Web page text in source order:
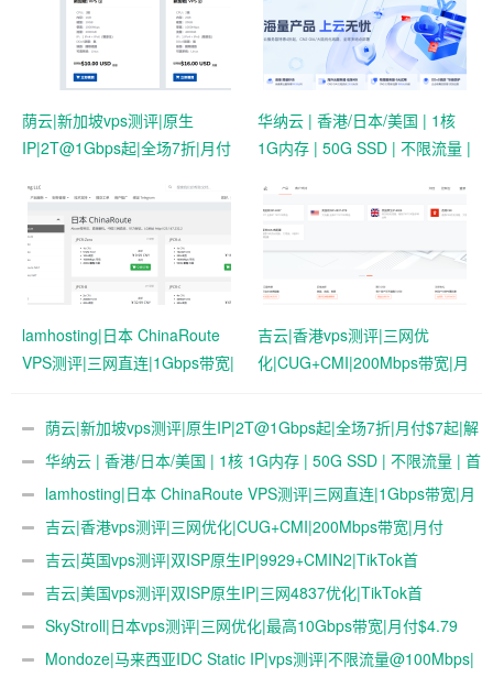
荫云|新加坡vps测评|原生
IP|2T@1Gbps起|全场7折|月付
连
华纳云 | 香港/日本/美国 | 1核
1G内存 | 50G SSD | 不限流量 |
lamhosting|日本 ChinaRoute
VPS测评|三网直连|1Gbps带宽|
&ChatGPT
吉云|香港vps测评|三网优
化|CUG+CMI|200Mbps带宽|月
荫云|新加坡vps测评|原生IP|2T@1Gbps起|全场7折|月付$7起|解
锁新加坡流媒体|移动直连
华纳云 | 香港/日本/美国 | 1核 1G内存 | 50G SSD | 不限流量 | 首
月19.9元起
lamhosting|日本 ChinaRoute VPS测评|三网直连|1Gbps带宽|月
付￥7.99起|解锁奈飞&ChatGPT
吉云|香港vps测评|三网优化|CUG+CMI|200Mbps带宽|月付
￥42吉云|英国vps测评|双ISP原生IP|9929+CMIN2|TikTok首
选|1T@1Gbps|月付￥47
吉云|美国vps测评|双ISP原生IP|三网4837优化|TikTok首
选|1T@1Gbps|月付￥42
SkyStroll|日本vps测评|三网优化|最高10Gbps带宽|月付$4.79
起 Mondoze|马来西亚IDC Static IP|vps测评|不限流量@100Mbps|